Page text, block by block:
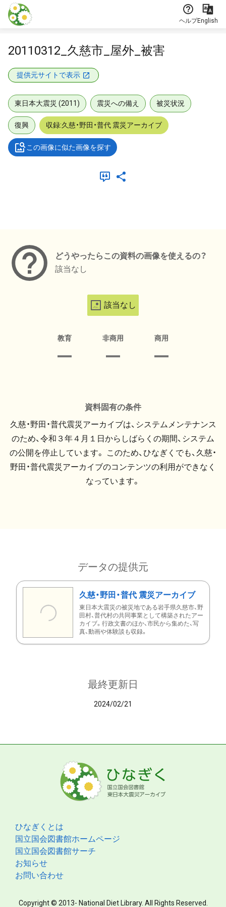
本文に飛ぶ
ヘルプEnglish
20110312_久慈市_屋外_被害
提供元サイトで表示
東日本大震災 (2011) 震災への備え 被災状況
復興 収録:久慈・野田・普代 震災アーカイブ
この画像に似た画像を探す
どうやったらこの資料の画像を使えるの？
該当なし
該当なし
教育 非商用 商用
資料固有の条件
久慈・野田・普代震災アーカイブは、システムメンテナンス
のため、令和３年４月１日からしばらくの期間、システム
の公開を停止しています。 このため、ひなぎくでも、久慈・
野田・普代震災アーカイブのコンテンツの利用ができなく
なっています。
データの提供元
久慈・野田・普代 震災アーカイブ
東日本大震災の被災地である岩手県久慈市、野
田村、普代村の共同事業として構築されたアー
カイブ。行政文書のほか、市民から集めた、写
真、動画や体験談も収録。
最終更新日
2024/02/21
ひなぎくとは
国立国会図書館ホームページ
国立国会図書館サーチ
お知らせ
お問い合わせ
Copyright © 2013- National Diet Library. All Rights Reserved.